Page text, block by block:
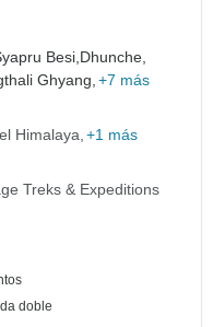
Besi, Dhunche,
Ghyang, +7 más
Himalaya +1 más
Treks & Expeditions
doble